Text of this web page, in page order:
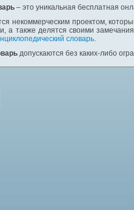
– это уникальная бесплатная
некоммерческим проектом,
а также делятся своими
словарь.
допускаются без каких-либо